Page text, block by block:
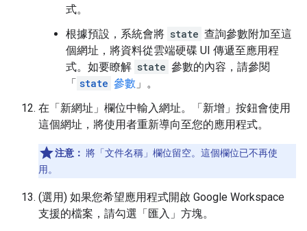
式。
根據預設，系統會將 state 查詢參數附加至這
個網址，將資料從雲端硬碟 UI 傳遞至應用程
式。如要瞭解 state 參數的內容，請參閱
「 state 參數 」。
在「新網址」 欄位中輸入網址。「新增」按鈕會使用
這個網址，將使用者重新導向至您的應用程式。
注意： 將「文件名稱」欄位留空。這個欄位已不再使
用。
(選用) 如果您希望應用程式開啟 Google Workspace
支援的檔案，請勾選「匯入」 方塊。